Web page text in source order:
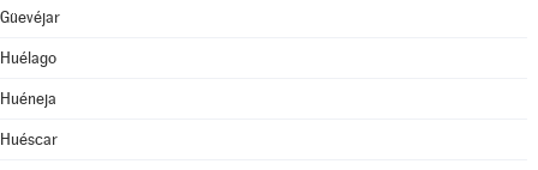
Güevéjar
Huélago
Huéneja
Huéscar